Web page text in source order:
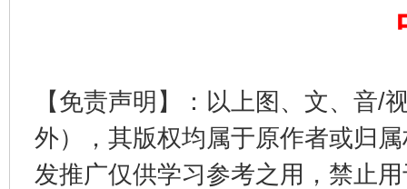
【免责声明】：以上图、文、音/
外），其版权均属于原作者或归
发推广仅供学习参考之用，禁止